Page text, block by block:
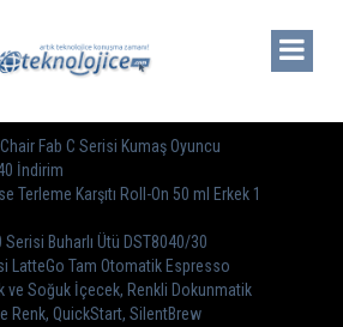
Fab C Serisi Kumaş Oyuncu
İndirim
Terleme Karşıtı Roll-On 50 ml Erkek 1
Serisi Buharlı Ütü DST8040/30
LatteGo Tam Otomatik Espresso
ve Soğuk İçecek, Renkli Dokunmatik
Renk, QuickStart, SilentBrew